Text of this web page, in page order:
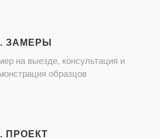
ЗАМЕРЫ
на выезде, консультация и
образцов
ПРОЕКТ